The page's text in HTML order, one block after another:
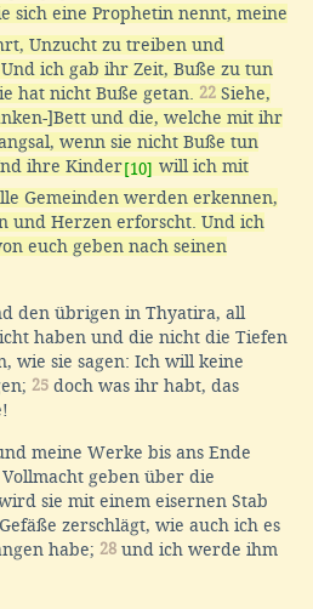
sich eine Prophetin nennt, meine
Unzucht zu treiben und
Und ich gab ihr Zeit, Buße zu tun
hat nicht Buße getan. 22 Siehe,
]Bett und die, welche mit ihr
wenn sie nicht Buße tun
ihre Kinder[10] will ich mit
Gemeinden werden erkennen,
und Herzen erforscht. Und ich
euch geben nach seinen
den übrigen in Thyatira, all
haben und die nicht die Tiefen
wie sie sagen: Ich will keine
25 doch was ihr habt, das
meine Werke bis ans Ende
geben über die
sie mit einem eisernen Stab
zerschlägt, wie auch ich es
habe; 28 und ich werde ihm